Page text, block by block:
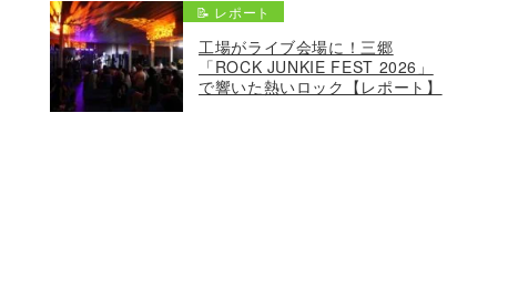
📝 レポート
工場がライブ会場に！三郷
「ROCK JUNKIE FEST 2026」
で響いた熱いロック【レポート】